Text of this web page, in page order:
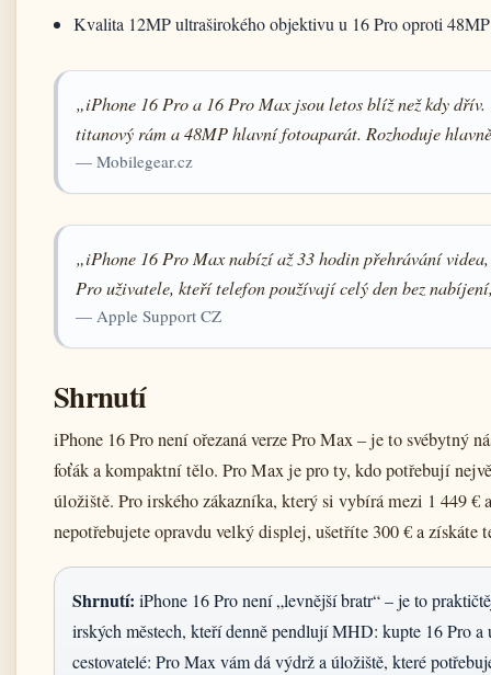
Kvalita 12MP ultraširokého objektivu u 16 Pro oproti
„iPhone 16 Pro a 16 Pro Max jsou letos blíž než kdy
titanový rám a 48MP hlavní fotoaparát. Rozhoduje
— Mobilegear.cz
„iPhone 16 Pro Max nabízí až 33 hodin přehrávání
Pro uživatele, kteří telefon používají celý den bez
— Apple Support CZ
Shrnutí
iPhone 16 Pro není ořezaná verze Pro Max – je to
foťák a kompaktní tělo. Pro Max je pro ty, kdo potřebují
úložiště. Pro irského zákazníka, který si vybírá mezi 1 449 €
nepotřebujete opravdu velký displej, ušetříte 300 € a získáte
Shrnutí: iPhone 16 Pro není „levnější bratr“ – je to
irských městech, kteří denně pendlují MHD: kupte 16 Pro a
cestovatelé: Pro Max vám dá výdrž a úložiště, které